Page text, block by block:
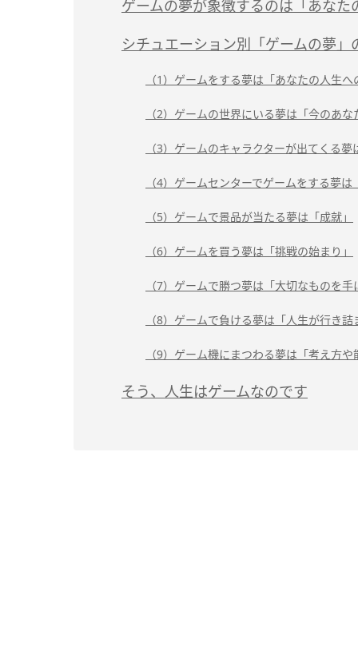
ゲームの夢が象徴するのは「あなた
シチュエーション別「ゲームの夢」
（1）ゲームをする夢は「あなたの人生
（2）ゲームの世界にいる夢は「今のあ
（3）ゲームのキャラクターが出てくる
（4）ゲームセンターでゲームをする夢
（5）ゲームで景品が当たる夢は「成就」
（6）ゲームを買う夢は「挑戦の始まり」
（7）ゲームで勝つ夢は「大切なものを手
（8）ゲームで負ける夢は「人生が行き詰
（9）ゲーム機にまつわる夢は「考え方
そう、人生はゲームなのです